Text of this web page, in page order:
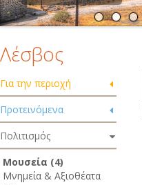
Λέσβος
Για την περιοχή
Προτεινόμενα
Πολιτισμός
Μουσεία (4)
Μνημεία & Αξιοθέατα